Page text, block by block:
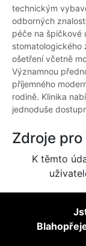
technickým
odborných
péče na špičkové
stomatologického
ošetření včetně
Významnou
příjemného
rodině. Klinika
jednoduše
Zdroje
K těmto